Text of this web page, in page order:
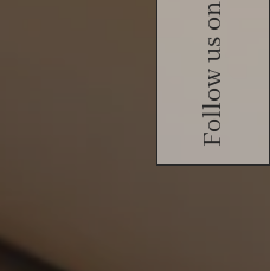
Follow us on